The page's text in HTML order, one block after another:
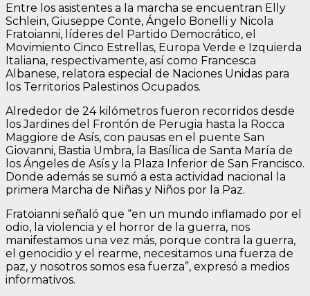
Entre los asistentes a la marcha se encuentran Elly
Schlein, Giuseppe Conte, Ángelo Bonelli y Nicola
Fratoianni, líderes del Partido Democrático, el
Movimiento Cinco Estrellas, Europa Verde e Izquierda
Italiana, respectivamente, así como Francesca
Albanese, relatora especial de Naciones Unidas para
los Territorios Palestinos Ocupados.
Alrededor de 24 kilómetros fueron recorridos desde
los Jardines del Frontón de Perugia hasta la Rocca
Maggiore de Asís, con pausas en el puente San
Giovanni, Bastia Umbra, la Basílica de Santa María de
los Ángeles de Asís y la Plaza Inferior de San Francisco.
Donde además se sumó a esta actividad nacional la
primera Marcha de Niñas y Niños por la Paz.
Fratoianni señaló que “en un mundo inflamado por el
odio, la violencia y el horror de la guerra, nos
manifestamos una vez más, porque contra la guerra,
el genocidio y el rearme, necesitamos una fuerza de
paz, y nosotros somos esa fuerza”, expresó a medios
informativos.